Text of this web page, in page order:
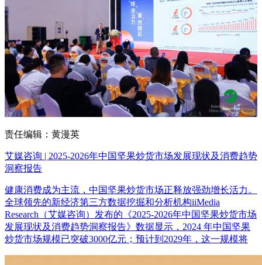
责任编辑：黄漫英
艾媒咨询 | 2025-2026年中国坚果炒货市场发展现状及消费趋势
洞察报告
健康消费成为主流，中国坚果炒货市场正释放强劲增长活力。
全球领先的新经济第三方数据挖掘和分析机构iiMedia
Research（艾媒咨询）发布的《2025-2026年中国坚果炒货市场
发展现状及消费趋势洞察报告》数据显示，2024 年中国坚果
炒货市场规模已突破3000亿元；预计到2029年，这一规模将